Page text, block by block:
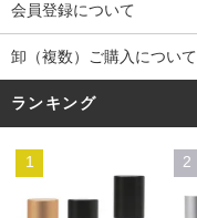
会員登録について
卸（複数）ご購入について
ランキング
1 2